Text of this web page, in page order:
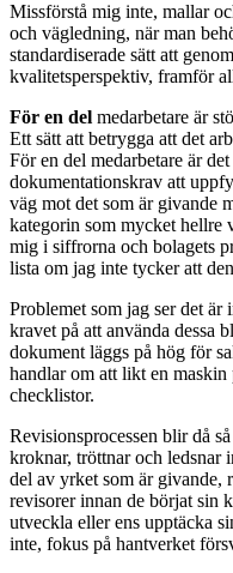
Missförstå mig inte, mallar
och vägledning, när man
standardiserade sätt att
kvalitetsperspektiv, framför
För en del medarbe­tare är
Ett sätt att betrygga att det
För en del medarbetare är
dokumentationskrav att
väg mot det som är givande
kategorin som mycket hellre
mig i siffrorna och bolagets
lista om jag inte tycker att
Problemet som jag ser det
kravet på att an­vända dessa
dokument läggs på hög för
handlar om att likt en
checklistor.
Revi­sionsprocessen blir då
kroknar, tröttnar och ledsnar
del av yrket som är givande,
revisorer innan de börjat sin
utveckla eller ens upptäcka
inte, fokus på hantverket